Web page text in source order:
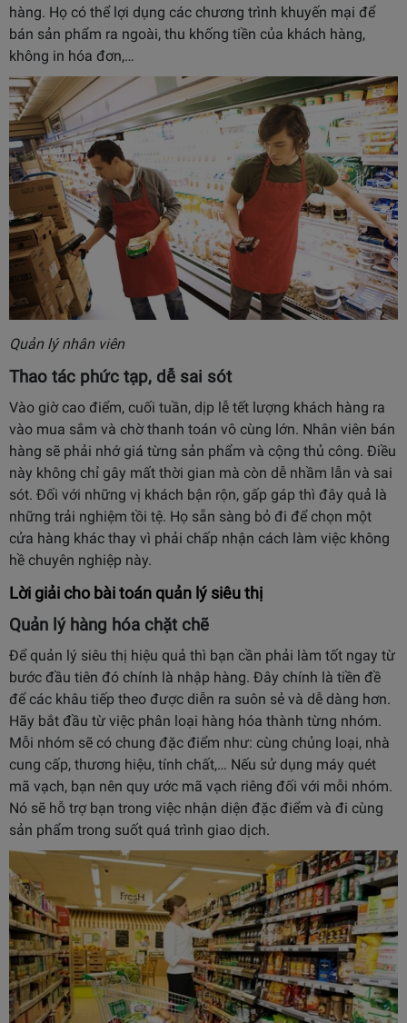
hàng. Họ có thể lợi dụng các chương trình khuyến mại để
bán sản phẩm ra ngoài, thu khống tiền của khách hàng,
không in hóa đơn,…
Quản lý nhân viên
Thao tác phức tạp, dễ sai sót
Vào giờ cao điểm, cuối tuần, dịp lễ tết lượng khách hàng ra
vào mua sắm và chờ thanh toán vô cùng lớn. Nhân viên bán
hàng sẽ phải nhớ giá từng sản phẩm và cộng thủ công. Điều
này không chỉ gây mất thời gian mà còn dễ nhầm lẫn và sai
sót. Đối với những vị khách bận rộn, gấp gáp thì đây quả là
những trải nghiệm tồi tệ. Họ sẵn sàng bỏ đi để chọn một
cửa hàng khác thay vì phải chấp nhận cách làm việc không
hề chuyên nghiệp này.
Lời giải cho bài toán quản lý siêu thị
Quản lý hàng hóa chặt chẽ
Để quản lý siêu thị hiệu quả thì bạn cần phải làm tốt ngay từ
bước đầu tiên đó chính là nhập hàng. Đây chính là tiền đề
để các khâu tiếp theo được diễn ra suôn sẻ và dễ dàng hơn.
Hãy bắt đầu từ việc phân loại hàng hóa thành từng nhóm.
Mỗi nhóm sẽ có chung đặc điểm như: cùng chủng loại, nhà
cung cấp, thương hiệu, tính chất,… Nếu sử dụng máy quét
mã vạch, bạn nên quy ước mã vạch riêng đối với mỗi nhóm.
Nó sẽ hỗ trợ bạn trong việc nhận diện đặc điểm và đi cùng
sản phẩm trong suốt quá trình giao dịch.